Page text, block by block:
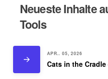
Neueste Inhalte
Tools
APR.. 05, 2026
Cats in the